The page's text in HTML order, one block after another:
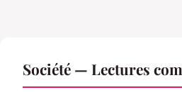
Société — Lectures